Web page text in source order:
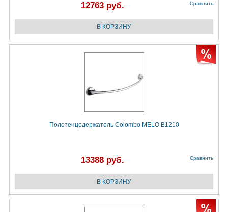
12763 руб. Сравнить
Полотенцедержатель Colombo MELO B1210
13388 руб. Сравнить